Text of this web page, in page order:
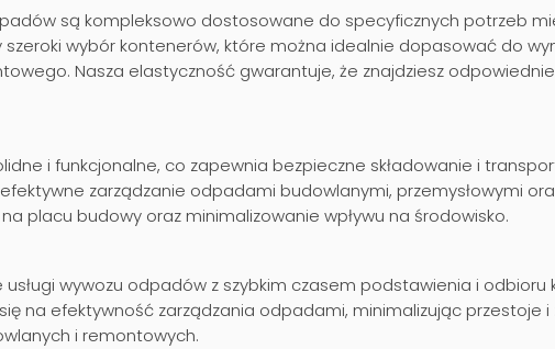
są kompleksowo dostosowane do specyficznych potrzeb
szeroki wybór kontenerów, które można idealnie dopasować do
Nasza elastyczność gwarantuje, że znajdziesz
i funkcjonalne, co zapewnia bezpieczne składowanie i
zarządzanie odpadami budowlanymi, przemysłowymi
placu budowy oraz minimalizowanie wpływu na środowisko.
wywozu odpadów z szybkim czasem podstawienia i odbioru
na efektywność zarządzania odpadami, minimalizując przestoje i
i remontowych.